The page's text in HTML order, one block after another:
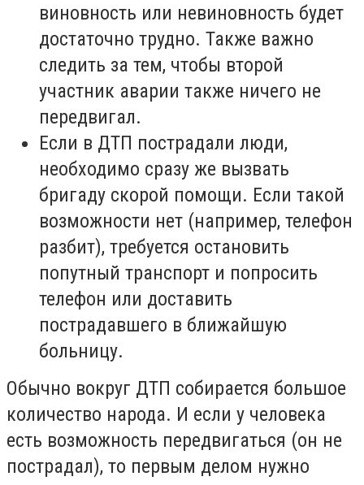
виновность или невиновность будет
достаточно трудно. Также важно
следить за тем, чтобы второй
участник аварии также ничего не
передвигал.
Если в ДТП пострадали люди,
необходимо сразу же вызвать
бригаду скорой помощи. Если такой
возможности нет (например, телефон
разбит), требуется остановить
попутный транспорт и попросить
телефон или доставить
пострадавшего в ближайшую
больницу.
Обычно вокруг ДТП собирается большое
количество народа. И если у человека
есть возможность передвигаться (он не
пострадал), то первым делом нужно